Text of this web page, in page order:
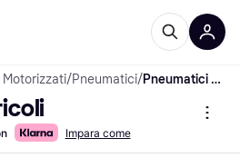
/Pneumatici/ Pneumatici Agricoli
Impara come